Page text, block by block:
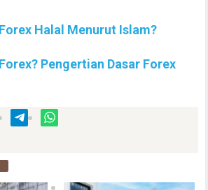
Halal Menurut Islam?
Pengertian Dasar Forex